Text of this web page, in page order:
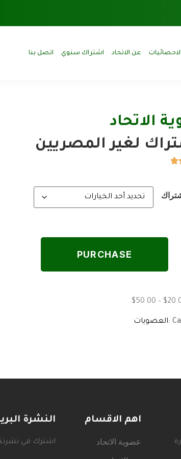
الاحصائيات عن الاتحاد اشتراك سنوي اتصل بنا
الاتحاد
لغير المصريين
PURCHASE
$20.00 –
العضويات
اهم الاقسام
عضوية الاتحاد
النشرة
اشترك في